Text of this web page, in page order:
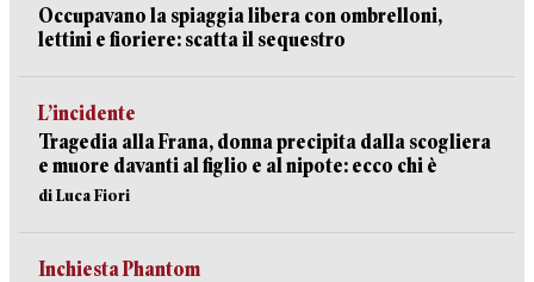
Occupavano la spiaggia libera con ombrelloni,
lettini e fioriere: scatta il sequestro
L’incidente
Tragedia alla Frana, donna precipita dalla scogliera
e muore davanti al figlio e al nipote: ecco chi è
di Luca Fiori
Inchiesta Phantom